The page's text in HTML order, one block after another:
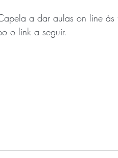
a dar aulas on line às
o link a seguir.